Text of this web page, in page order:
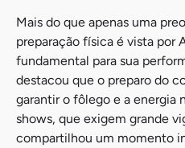
Mais do que apenas uma
preparação física é vista por
fundamental para sua
destacou que o preparo do
garantir o fôlego e a energia
shows, que exigem grande
compartilhou um momento